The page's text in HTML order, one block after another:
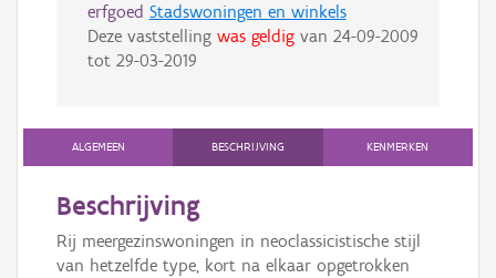
erfgoed Stadswoningen en winkels
Deze vaststelling was geldigvan 24-09-2009
tot 29-03-2019
ALGEMEEN BESCHRIJVING KENMERKEN
Beschrijving
Rij meergezinswoningen in neoclassicistische stijl
van hetzelfde type, kort na elkaar opgetrokken